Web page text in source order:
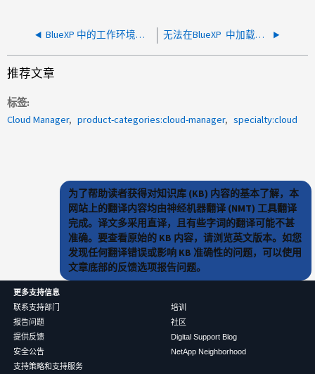
BlueXP 中的工作环境显示失败，错误：询问超时 无法在BlueXP 中加载工作环境、并显示ocm错误
推荐文章
标签
Cloud Manager
product-categories:cloud-manager specialty:cloud
为了帮助读者获得对知识库 (KB) 内容的基本了解，本
网站上的翻译内容均由神经机器翻译 (NMT) 工具翻译
完成。译文多采用直译，且有些字词的翻译可能不甚
准确。要查看原始的 KB 内容，请浏览英文版本。如您
发现任何翻译错误或影响 KB 准确性的问题，可以使用
文章底部的反馈选项报告问题。
更多支持信息
联系支持部门
报告问题
提供反馈
安全公告
支持策略和支持服务
培训
社区
Digital Support Blog
NetApp Neighborhood